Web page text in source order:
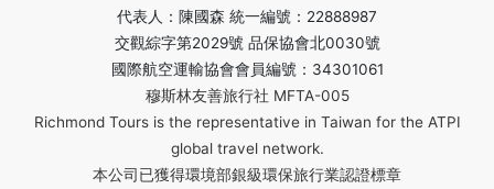
代表人：陳國森 統一編號：22888987
交觀綜字第2029號 品保協會北0030號
國際航空運輸協會會員編號：34301061
穆斯林友善旅行社 MFTA-005
Richmond Tours is the representative in Taiwan for the ATPI
global travel network.
本公司已獲得環境部銀級環保旅行業認證標章